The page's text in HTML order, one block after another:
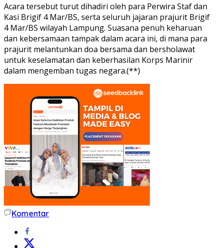
Acara tersebut turut dihadiri oleh para Perwira Staf dan
Kasi Brigif 4 Mar/BS, serta seluruh jajaran prajurit Brigif
4 Mar/BS wilayah Lampung. Suasana penuh keharuan
dan kebersamaan tampak dalam acara ini, di mana para
prajurit melantunkan doa bersama dan bersholawat
untuk keselamatan dan keberhasilan Korps Marinir
dalam mengemban tugas negara.(**)
Komentar